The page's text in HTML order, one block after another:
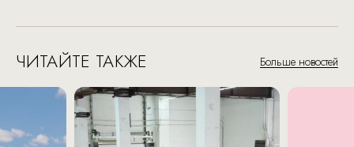
ЧИТАЙТЕ ТАКЖЕ Больше новостей